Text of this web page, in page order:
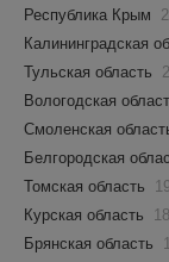
Республика Крым
Калининградская
Тульская область
Вологодская
Смоленская
Белгородская
Томская область
Курская область
Брянская область